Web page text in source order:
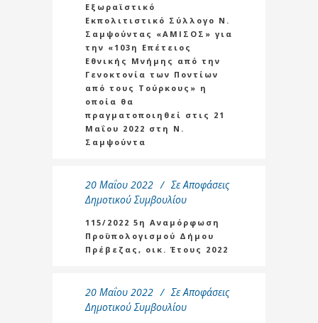
Εξωραϊστικό
Εκπολιτιστικό Σύλλογο Ν.
Σαμψούντας «ΑΜΙΣΟΣ» για
την «103η Επέτειος
Εθνικής Μνήμης από την
Γενοκτονία των Ποντίων
από τους Τούρκους» η
οποία θα
πραγματοποιηθεί στις 21
Μαΐου 2022 στη Ν.
Σαμψούντα
20 Μαΐου 2022 Σε Αποφάσεις
Δημοτικού Συμβουλίου
115/2022 5η Αναμόρφωση
Προϋπολογισμού Δήμου
Πρέβεζας, οικ. Έτους 2022
20 Μαΐου 2022 Σε Αποφάσεις
Δημοτικού Συμβουλίου